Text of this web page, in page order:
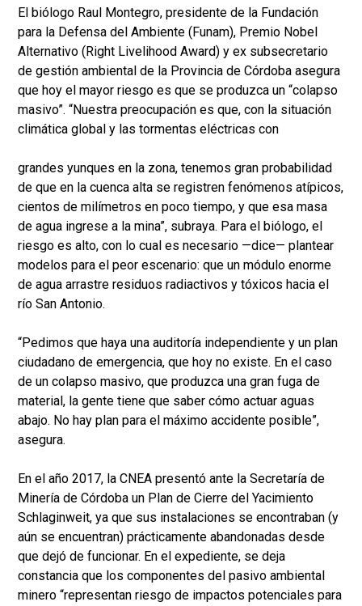
El biólogo Raul Montegro, presidente de la Fundación
para la Defensa del Ambiente (Funam), Premio Nobel
Alternativo (Right Livelihood Award) y ex subsecretario
de gestión ambiental de la Provincia de Córdoba asegura
que hoy el mayor riesgo es que se produzca un “colapso
masivo”. “Nuestra preocupación es que, con la situación
climática global y las tormentas eléctricas con
grandes yunques en la zona, tenemos gran probabilidad
de que en la cuenca alta se registren fenómenos atípicos,
cientos de milímetros en poco tiempo, y que esa masa
de agua ingrese a la mina”, subraya. Para el biólogo, el
riesgo es alto, con lo cual es necesario —dice— plantear
modelos para el peor escenario: que un módulo enorme
de agua arrastre residuos radiactivos y tóxicos hacia el
río San Antonio.
“Pedimos que haya una auditoría independiente y un plan
ciudadano de emergencia, que hoy no existe. En el caso
de un colapso masivo, que produzca una gran fuga de
material, la gente tiene que saber cómo actuar aguas
abajo. No hay plan para el máximo accidente posible”,
asegura.
En el año 2017, la CNEA presentó ante la Secretaría de
Minería de Córdoba un Plan de Cierre del Yacimiento
Schlaginweit, ya que sus instalaciones se encontraban (y
aún se encuentran) prácticamente abandonadas desde
que dejó de funcionar. En el expediente, se deja
constancia que los componentes del pasivo ambiental
minero “representan riesgo de impactos potenciales para